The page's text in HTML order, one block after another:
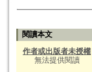
閱讀本文
作者或出版者未授權
無法提供閱讀